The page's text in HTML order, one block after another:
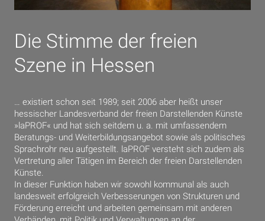
Die Stimme der freien
Szene in Hessen
… existiert schon seit 1989; seit 2006 aber heißt unser
hessischer Landesverband der freien Darstellenden Künste
»laPROF« und hat sich seitdem u. a. mit umfassendem
Beratungs- und Weiterbildungsangebot sowie als politisches
Sprachrohr neu aufgestellt. laPROF versteht sich zudem als
Vertretung aller Tätigen im Bereich der freien Darstellenden
Künste.
In dieser Funktion haben wir sowohl kommunal als auch
landesweit erfolgreich Verbesserungen von Strukturen und
Förderung erreicht und arbeiten gemeinsam mit anderen